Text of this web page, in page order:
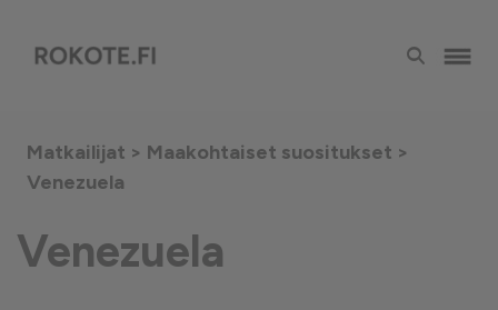
Matkailijat > Maakohtaiset suositukset >
Venezuela
Venezuela